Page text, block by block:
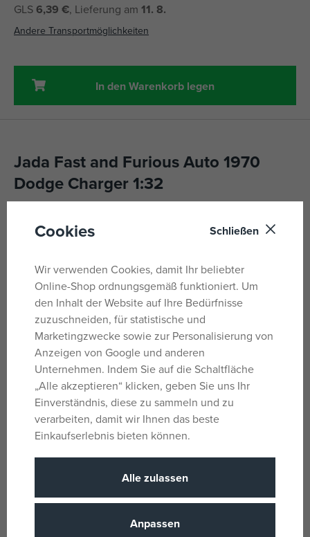
GLS6,39 €, Lieferung am 11. 8.
Andere Transportmöglichkeiten
In den Warenkorb legen
Jada Fast and Furious Auto 1970
Dodge Charger 1:32
Fast and Furious im Maßstab 1:32.
Größe 13,5 cm.
Parameter
Geschlecht Für Jungs
Farbe Schwarz
Batterie NEIN
Lizenz
Cookies Schließen
Wir verwenden Cookies, damit Ihr beliebter
Online-Shop ordnungsgemäß funktioniert. Um
den Inhalt der Website auf Ihre Bedürfnisse
zuzuschneiden, für statistische und
Marketingzwecke sowie zur Personalisierung von
Anzeigen von Google und anderen
Unternehmen. Indem Sie auf die Schaltfläche
„Alle akzeptieren“ klicken, geben Sie uns Ihr
Einverständnis, diese zu sammeln und zu
verarbeiten, damit wir Ihnen das beste
Einkaufserlebnis bieten können.
Alle zulassen
Anpassen